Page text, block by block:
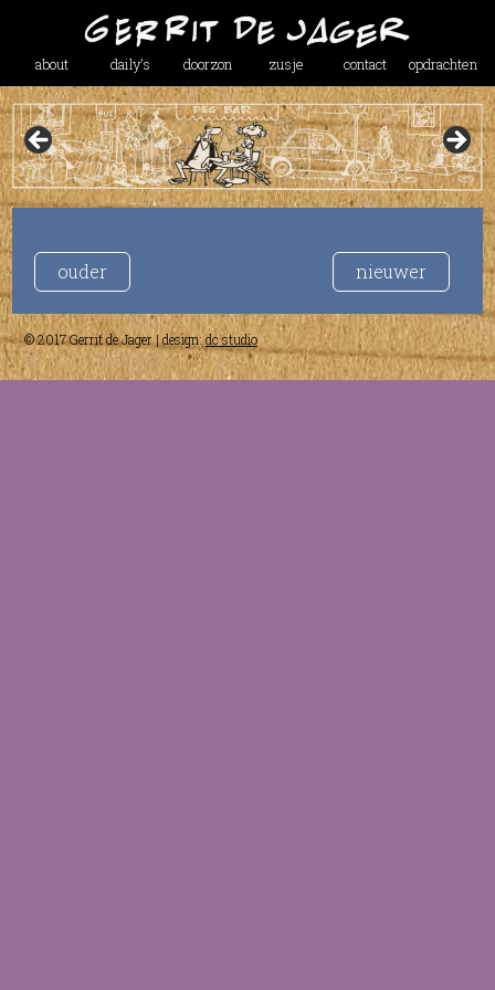
about daily’s doorzon zusje contact opdrachten
ouder nieuwer
© 2017 Gerrit de Jager | design:dc studio